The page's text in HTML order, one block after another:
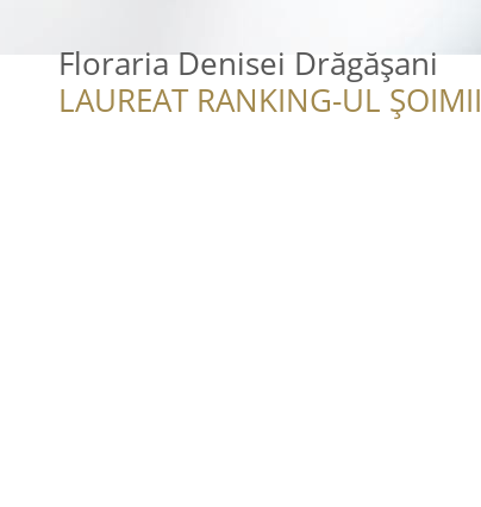
Floraria Denisei Drăgășani
LAUREAT RANKING-UL ȘOIMII